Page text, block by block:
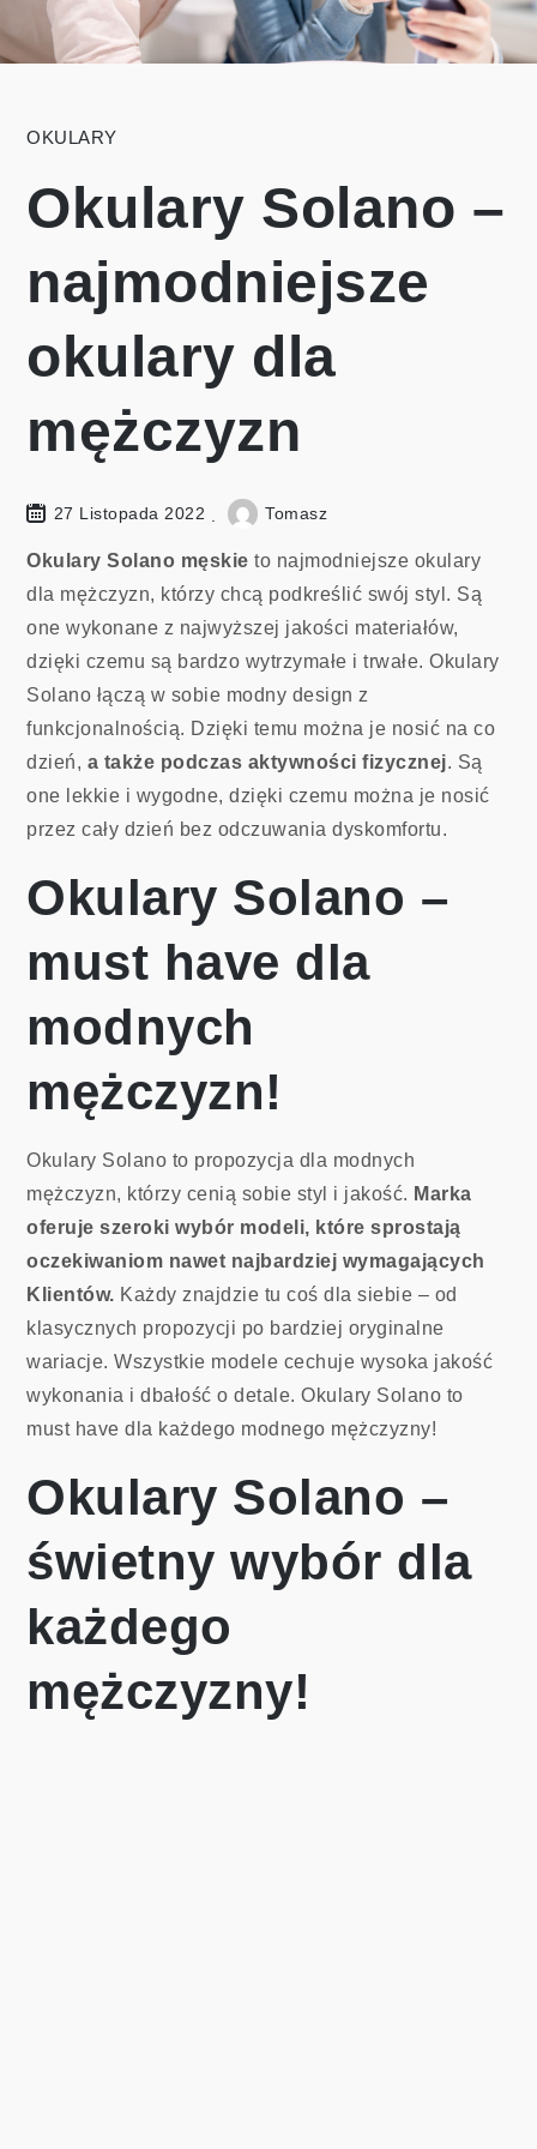
OKULARY
Okulary Solano –
najmodniejsze
okulary dla
mężczyzn
27 Listopada 2022 Tomasz
Okulary Solano męskie to najmodniejsze okulary
dla mężczyzn, którzy chcą podkreślić swój styl. Są
one wykonane z najwyższej jakości materiałów,
dzięki czemu są bardzo wytrzymałe i trwałe. Okulary
Solano łączą w sobie modny design z
funkcjonalnością. Dzięki temu można je nosić na co
dzień, a także podczas aktywności fizycznej. Są
one lekkie i wygodne, dzięki czemu można je nosić
przez cały dzień bez odczuwania dyskomfortu.
Okulary Solano –
must have dla
modnych
mężczyzn!
Okulary Solano to propozycja dla modnych
mężczyzn, którzy cenią sobie styl i jakość. Marka
oferuje szeroki wybór modeli, które sprostają
oczekiwaniom nawet najbardziej wymagających
Klientów. Każdy znajdzie tu coś dla siebie – od
klasycznych propozycji po bardziej oryginalne
wariacje. Wszystkie modele cechuje wysoka jakość
wykonania i dbałość o detale. Okulary Solano to
must have dla każdego modnego mężczyzny!
Okulary Solano –
świetny wybór dla
każdego
mężczyzny!